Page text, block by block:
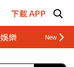
下載 APP
娛樂 財經